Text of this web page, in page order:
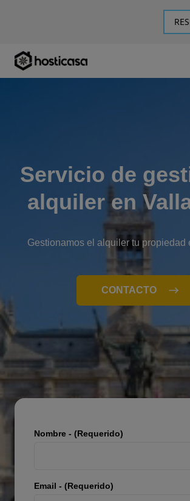
Servicio de
alquiler en
Gestionamos el alquiler tu propiedad
CONTACTO
Nombre - (Requerido)
Email - (Requerido)